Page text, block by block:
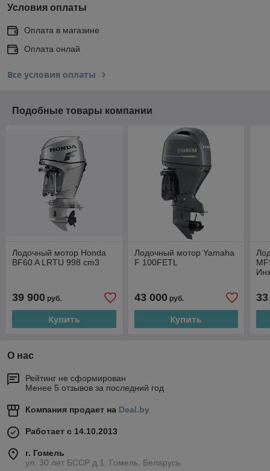
Условия оплаты
Оплата в магазине
Оплата онлай
Все условия оплаты
Подобные товары компании
Лодочный мотор Honda
BF60 A LRTU 998 cm3
39 900 руб.
Купить
Лодочный мотор Yamaha
F 100FETL
43 000руб.
Купить
О нас
Рейтинг не сформирован
Менее 5 отзывов за последний год
Компания продает на Deal.by
Работает с 14.10.2013
г. Гомель
ул. 30 лет БССР д.1, Гомель, Беларусь